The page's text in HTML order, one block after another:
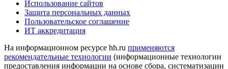
Использование сайтов
Защита персональных данных
Пользовательское соглашение
ИТ аккредитация
На информационном ресурсе hh.ru применяются
рекомендательные технологии (информационные технологии
предоставления информации на основе сбора, систематизации